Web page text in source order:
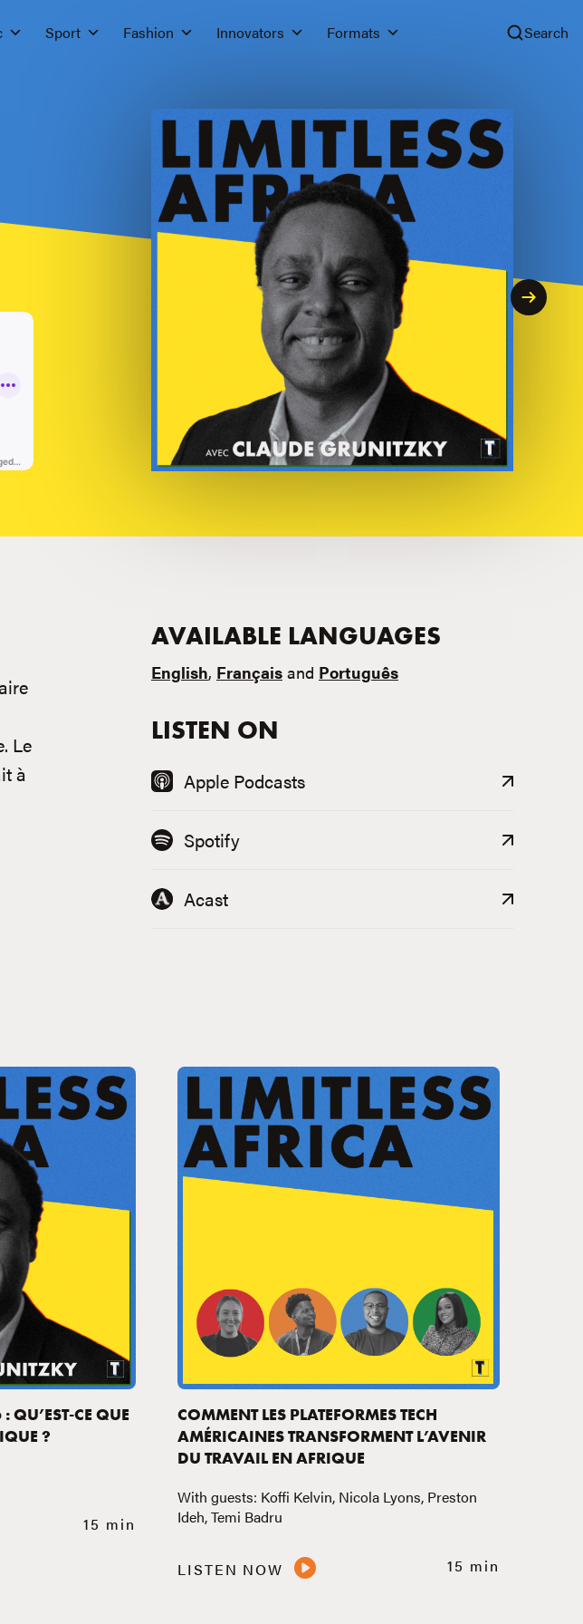
Sport Fashion Innovators Formats Search
Le
à
AVAILABLE LANGUAGES
English, Français and Português
LISTEN ON
Apple Podcasts
Spotify
Acast
CE QUE
?
15 min
COMMENT LES PLATEFORMES TECH
AMÉRICAINES TRANSFORMENT L’AVENIR
DU TRAVAIL EN AFRIQUE
With guests: Koffi Kelvin, Nicola Lyons, Preston
Ideh, Temi Badru
LISTEN NOW 15 min